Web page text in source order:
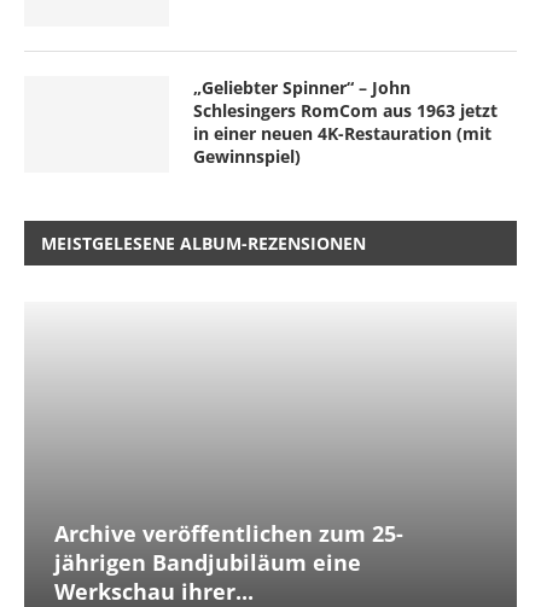
„Geliebter Spinner“ – John
Schlesingers RomCom aus 1963 jetzt
in einer neuen 4K-Restauration (mit
Gewinnspiel)
MEISTGELESENE ALBUM-REZENSIONEN
Archive veröffentlichen zum 25-
jährigen Bandjubiläum eine
Werkschau ihrer...